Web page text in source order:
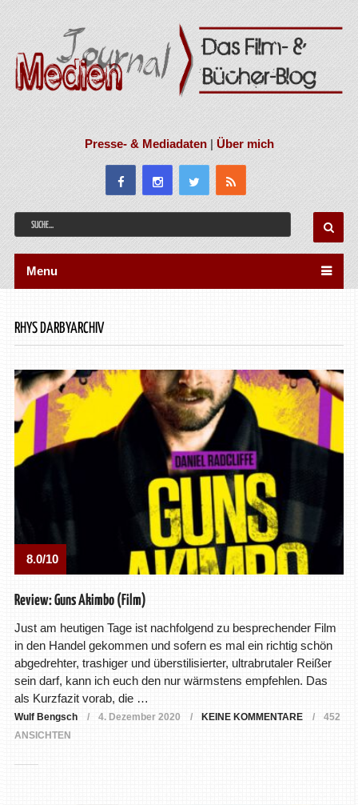
Presse- & Mediadaten|Über mich
Menu
RHYS DARBYARCHIV
8.0/10
Review: Guns Akimbo (Film)
Just am heutigen Tage ist nachfolgend zu besprechender Film
in den Handel gekommen und sofern es mal ein richtig schön
abgedrehter, trashiger und überstilisierter, ultrabrutaler Reißer
sein darf, kann ich euch den nur wärmstens empfehlen. Das
als Kurzfazit vorab, die …
Wulf Bengsch 4. Dezember 2020 KEINE KOMMENTARE
452
ANSICHTEN